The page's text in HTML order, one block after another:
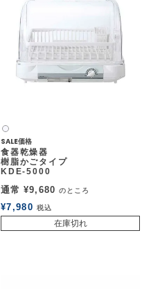
白2
SALE価格
食器乾燥器
樹脂かごタイプ
KDE-5000
通常 ¥9,680 のところ
¥7,980 税込
在庫切れ